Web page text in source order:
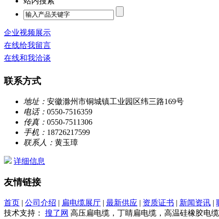
企业视频展示
在线给我留言
在线和我洽谈
联系方式
地址： 安徽滁州市铜城镇工业园区纬三路169号
电话： 0550-7516359
传真： 0550-7511306
手机： 18726217599
联系人： 黄玉璋
详细信息
友情链接
首页 | 公司介绍 | 扁电缆展厅 | 最新供应 | 资质证书 | 新闻资讯 |
技术支持： 搜了网 高压扁电缆，丁睛扁电缆，高温硅橡胶电缆